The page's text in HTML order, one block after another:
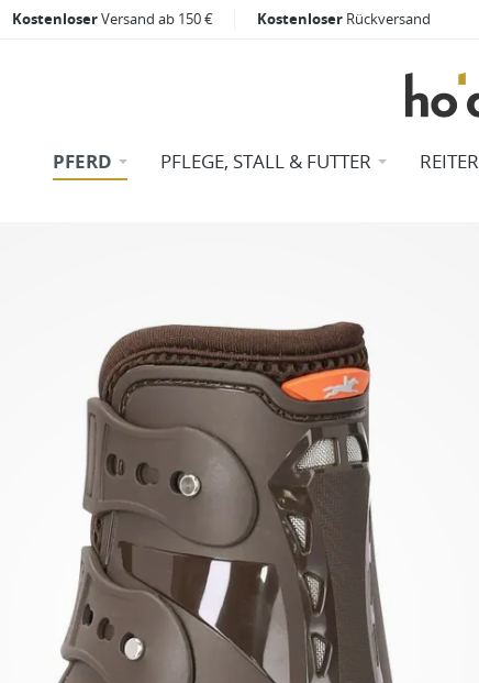
KostenloserVersand ab 150 € Kostenloser Rückversand
PFERD PFLEGE, STALL & FUTTER REITER